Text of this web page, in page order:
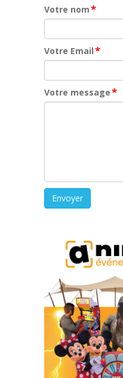
Votre nom*
Votre Email*
Votre message*